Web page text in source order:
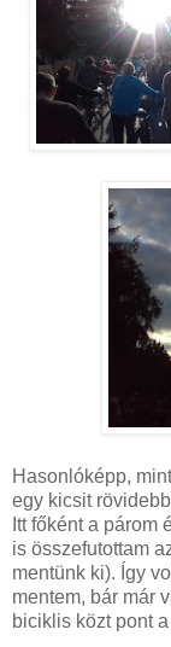
Hasonlóképp,
egy kicsit
Itt főként a párom
is összefutottam
mentünk ki). Így
mentem, bár már
biciklis közt pont